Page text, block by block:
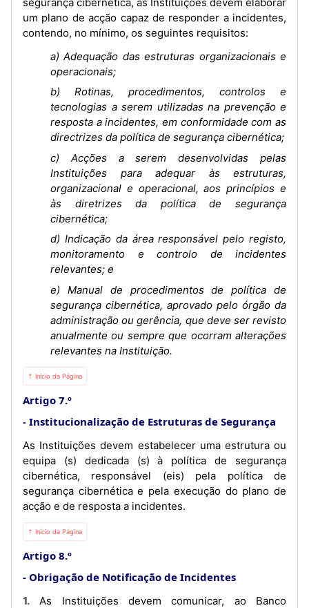
um plano de acção capaz de responder a incidentes,
contendo, no mínimo, os seguintes requisitos:
a) Adequação das estruturas organizacionais e
operacionais;
b) Rotinas, procedimentos, controlos e
tecnologias a serem utilizadas na prevenção e
resposta a incidentes, em conformidade com as
directrizes da política de segurança cibernética;
c) Acções a serem desenvolvidas pelas
Instituições para adequar às estruturas,
organizacional e operacional, aos princípios e
às diretrizes da política de segurança
cibernética;
d) Indicação da área responsável pelo registo,
monitoramento e controlo de incidentes
relevantes; e
e) Manual de procedimentos de política de
segurança cibernética, aprovado pelo órgão da
administração ou gerência, que deve ser revisto
anualmente ou sempre que ocorram alterações
relevantes na Instituição.
⇡ Início da Página
Artigo 7.º
Institucionalização de Estruturas de Segurança
As Instituições devem estabelecer uma estrutura ou
equipa (s) dedicada (s) à política de segurança
cibernética, responsável (eis) pela política de
segurança cibernética e pela execução do plano de
acção e de resposta a incidentes.
⇡ Início da Página
Artigo 8.º
Obrigação de Notificação de Incidentes
1. As Instituições devem comunicar, ao Banco